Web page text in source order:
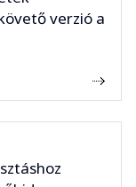
verzió a